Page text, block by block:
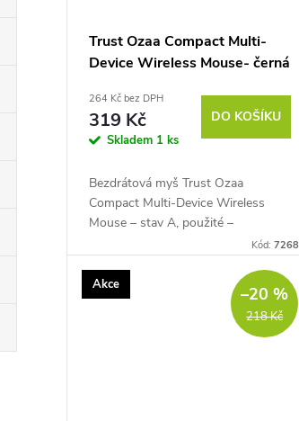
t
ů
k
Trust Ozaa Compact Multi-
Device Wireless Mouse- černá
264 Kč bez DPH
319 Kč
Skladem 1 ks
DO KOŠÍKU
Bezdrátová myš Trust Ozaa
Compact Multi-Device Wireless
Mouse – stav A, použité –
kompaktní myš s připojením až ke 3
a Bluetooth, tichými...
Kód:
Akce
218 Kč
–20 %